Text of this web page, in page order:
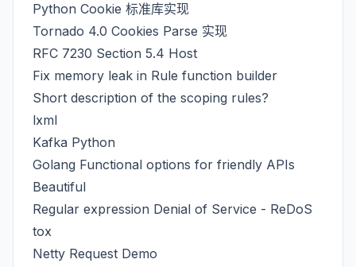
Python Cookie 标准库实现
Tornado 4.0 Cookies Parse 实现
RFC 7230 Section 5.4 Host
Fix memory leak in Rule function builder
Short description of the scoping rules?
lxml
Kafka Python
Golang Functional options for friendly APIs
Beautiful
Regular expression Denial of Service - ReDoS
tox
Netty Request Demo